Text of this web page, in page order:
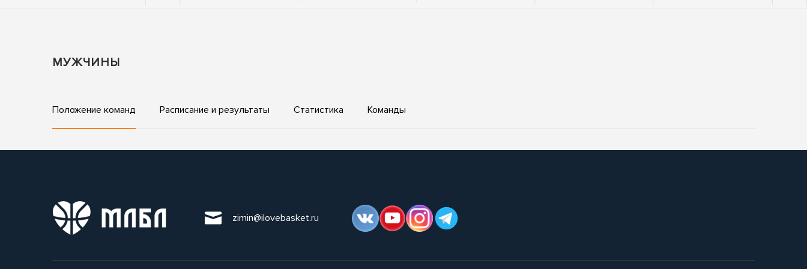
МУЖЧИНЫ
Положение команд Расписание и результаты Статистика Команды
zimin@ilovebasket.ru